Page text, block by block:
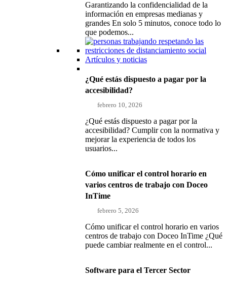
Garantizando la confidencialidad de la
información en empresas medianas y
grandes En solo 5 minutos, conoce todo lo
que podemos...
Artículos y noticias
¿Qué estás dispuesto a pagar por la
accesibilidad?
febrero 10, 2026
¿Qué estás dispuesto a pagar por la
accesibilidad? Cumplir con la normativa y
mejorar la experiencia de todos los
usuarios...
Cómo unificar el control horario en
varios centros de trabajo con Doceo
InTime
febrero 5, 2026
Cómo unificar el control horario en varios
centros de trabajo con Doceo InTime ¿Qué
puede cambiar realmente en el control...
Software para el Tercer Sector